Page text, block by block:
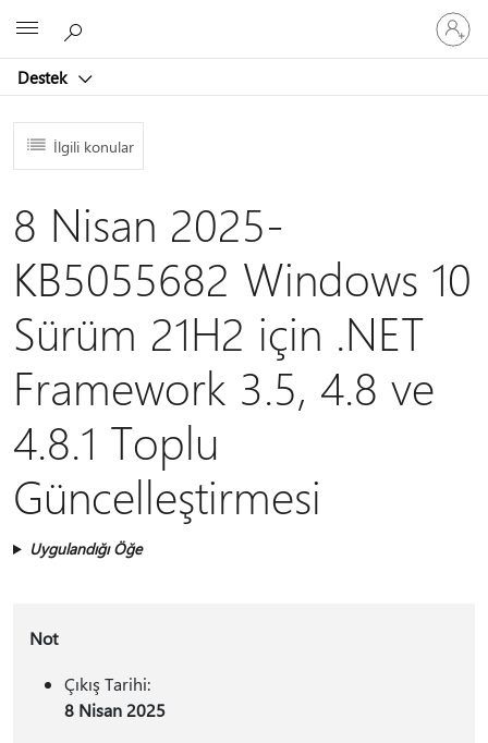
Destek
oturum
açın
İlgili konular
8 Nisan 2025-
KB5055682 Windows 10
Sürüm 21H2 için .NET
Framework 3.5, 4.8 ve
4.8.1 Toplu
Güncelleştirmesi
Uygulandığı Öğe
Not
Çıkış Tarihi:
8 Nisan 2025